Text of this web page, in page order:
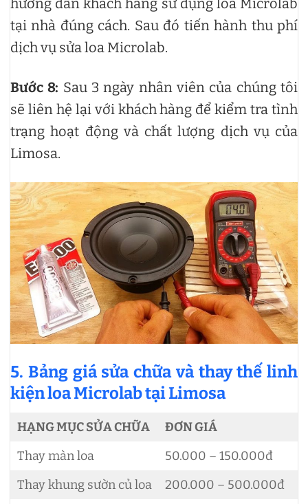
hướng dẫn khách hàng sử dụng loa Microlab
tại nhà đúng cách. Sau đó tiến hành thu phí
dịch vụ sửa loa Microlab.
Bước 8: Sau 3 ngày nhân viên của chúng tôi
sẽ liên hệ lại với khách hàng để kiểm tra tình
trạng hoạt động và chất lượng dịch vụ của
Limosa.
5. Bảng giá sửa chữa và thay thế linh
kiện loa Microlab tại Limosa
HẠNG MỤC SỬA CHỮA
ĐƠN GIÁ
Thay màn loa
50.000 – 150.000đ
Thay khung sườn củ loa
200.000 – 500.000đ